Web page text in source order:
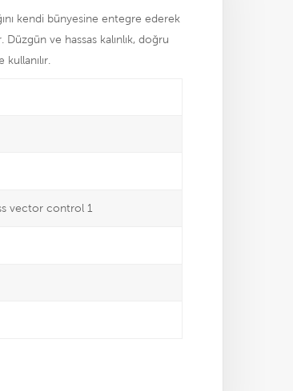
kendi bünyesine entegre ederek
ve hassas kalınlık, doğru
vector control 1